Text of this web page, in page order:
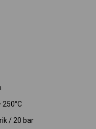
250°C
/ 20 bar